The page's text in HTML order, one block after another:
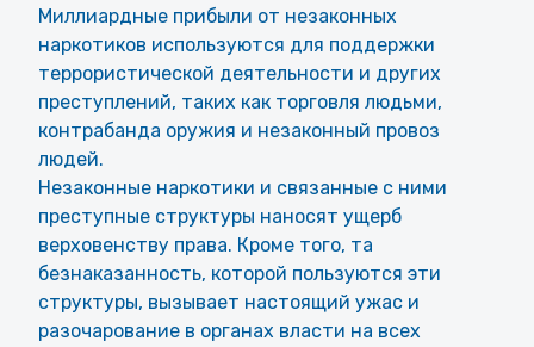
Миллиардные прибыли от незаконных
наркотиков используются для поддержки
террористической деятельности и других
преступлений, таких как торговля людьми,
контрабанда оружия и незаконный провоз
людей.
Незаконные наркотики и связанные с ними
преступные структуры наносят ущерб
верховенству права. Кроме того, та
безнаказанность, которой пользуются эти
структуры, вызывает настоящий ужас и
разочарование в органах власти на всех